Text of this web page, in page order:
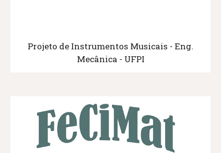
Projeto de Instrumentos Musicais - Eng.
Mecânica - UFPI